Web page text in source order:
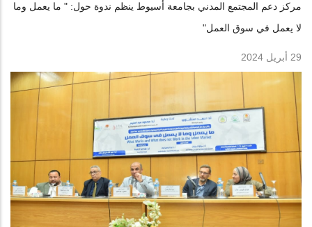
مركز دعم المجتمع المدني بجامعة أسيوط ينظم ندوة حول: " ما يعمل وما
لا يعمل في سوق العمل"
29 أبريل 2024